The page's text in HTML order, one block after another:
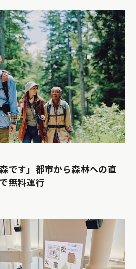
です」都市から森林への直
無料運行